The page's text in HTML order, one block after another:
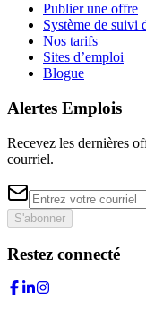
Publier une offre
Système de suivi
Nos tarifs
Sites d’emploi
Blogue
Alertes Emplois
Recevez les dernières
courriel.
S'abonner
Restez connecté